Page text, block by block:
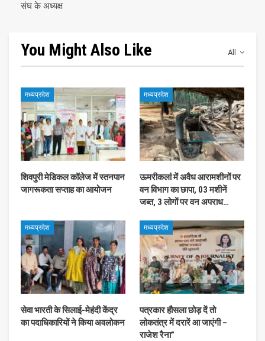
संघ के अध्यक्ष
All
You Might Also Like
मध्यप्रदेश
शिवपुरी मेडिकल कॉलेज में स्तनपान
जागरूकता सप्ताह का आयोजन
मध्यप्रदेश
ऊमरीकलां में अवैध आरामशीनों पर
वन विभाग का छापा, 03 मशीनें
जब्त, 3 लोगों पर वन अपराध…
मध्यप्रदेश
सेवा भारती के सिलाई-मेहंदी केंद्र
का पदाधिकारियों ने किया अवलोकन
मध्यप्रदेश
पत्रकार हौसला छोड़ दें तो
लोकतंत्र में दरारें आ जाएंगी –
राजेश रैना”